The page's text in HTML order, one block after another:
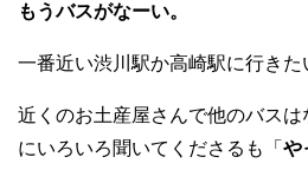
もうバスがなーい。
一番近い渋川駅か高崎駅に行きた
近くのお土産屋さんで他のバス
にいろいろ聞いてくださるも「 や